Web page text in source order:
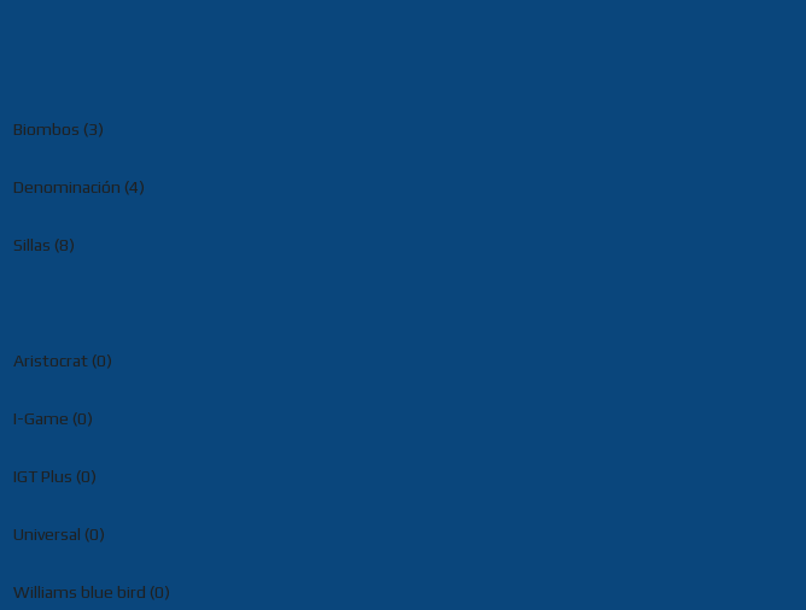
Biombos (3)
Denominación (4)
Sillas (8)
Aristocrat (0)
I-Game (0)
IGT Plus (0)
Universal (0)
Williams blue bird (0)